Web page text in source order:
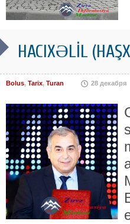
HACIXƏLİL
Bolus, Tarix, Turan 28 декабря